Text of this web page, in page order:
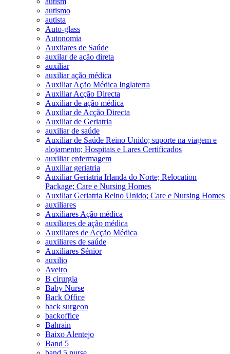
autismo
autista
Auto-glass
Autonomia
Auxiiares de Saúde
auxilar de ação direta
auxiliar
auxiliar ação médica
Auxiliar Ação Médica Inglaterra
Auxiliar Acção Directa
Auxiliar de ação médica
Auxiliar de Acção Directa
Auxiliar de Geriatria
auxiliar de saúde
Auxiliar de Saúde Reino Unido; suporte na viagem e
alojamento; Hospitais e Lares Certificados
auxiliar enfermagem
Auxiliar geriatria
Auxiliar Geriatria Irlanda do Norte; Relocation
Package; Care e Nursing Homes
Auxiliar Geriatria Reino Unido; Care e Nursing Homes
auxiliares
Auxiliares Ação médica
auxiliares de ação médica
Auxiliares de Acção Médica
auxiliares de saúde
Auxiliares Sénior
auxilio
Aveiro
B cirurgia
Baby Nurse
Back Office
back surgeon
backoffice
Bahrain
Baixo Alentejo
Band 5